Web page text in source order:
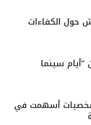
حول الكفاءات
“أيام سينما
شخصيات أسهمت في